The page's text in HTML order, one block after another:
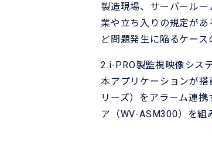
製造現場、サーバール
業や立ち入りの規定が
ど問題発生に陥るケース
2.i-PRO製監視映像シス
本アプリケーションが
リーズ）をアラーム連
ア（WV-ASM300）を組